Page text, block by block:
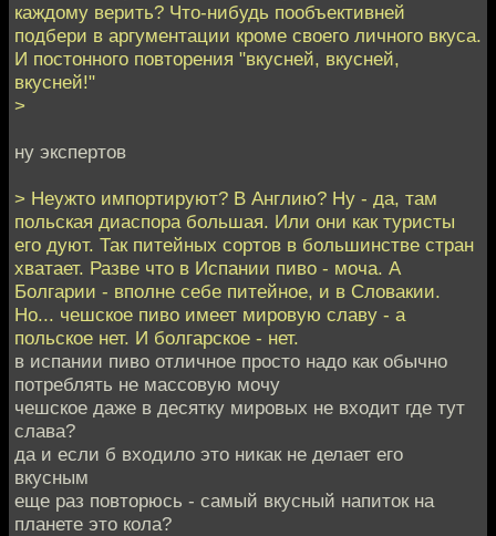
каждому верить? Что-нибудь пообъективней
подбери в аргументации кроме своего личного вкуса.
И постонного повторения "вкусней, вкусней,
вкусней!"
>
ну экспертов
> Неужто импортируют? В Англию? Ну - да, там
польская диаспора большая. Или они как туристы
его дуют. Так питейных сортов в большинстве стран
хватает. Разве что в Испании пиво - моча. А
Болгарии - вполне себе питейное, и в Словакии.
Но... чешское пиво имеет мировую славу - а
польское нет. И болгарское - нет.
в испании пиво отличное просто надо как обычно
потреблять не массовую мочу
чешское даже в десятку мировых не входит где тут
слава?
да и если б входило это никак не делает его
вкусным
еще раз повторюсь - самый вкусный напиток на
планете это кола?